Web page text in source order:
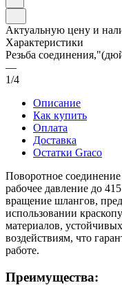
Актуальную цену и
Характеристики
Резьба
—
1/4
Описание
Как купить
Оплата
Доставка
Остатки Graco
Поворотное
рабочее давление до
вращение шлангов,
использовании
материалов,
воздействиям, что
работе.
Преимущества: